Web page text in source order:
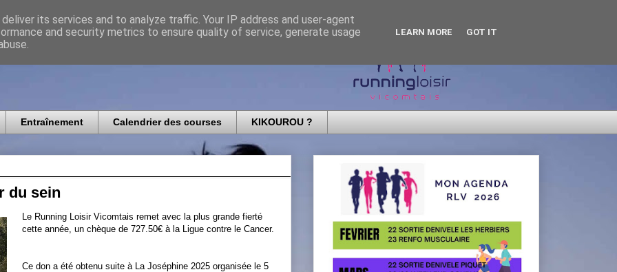
Entraînement Calendrier des courses KIKOUROU ?
du sein
Le Running Loisir Vicomtais remet avec la plus grande fierté
cette année, un chèque de 727.50€ à la Ligue contre le Cancer.
Ce don a été obtenu suite à La Joséphine 2025 organisée le 5
its services and to analyze traffic. Your IP address and user-agent
and security metrics to ensure quality of service, generate usage
LEARN MORE GOT IT